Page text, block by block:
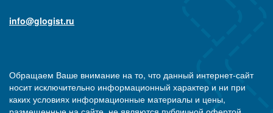
info@glogist.ru
Обращаем Ваше внимание на то, что данный интернет-сайт
носит исключительно информационный характер и ни при
каких условиях информационные материалы и цены,